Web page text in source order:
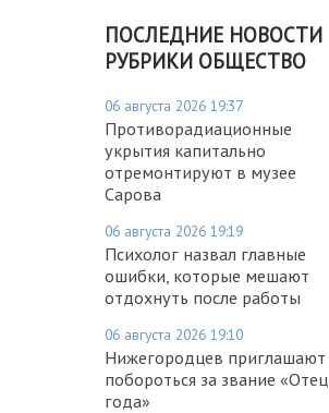
ПОСЛЕДНИЕ НОВОСТИ
РУБРИКИ ОБЩЕСТВО
06 августа 2026 19:37
Противорадиационные
укрытия капитально
отремонтируют в музее
Сарова
06 августа 2026 19:19
Психолог назвал главные
ошибки, которые мешают
отдохнуть после работы
06 августа 2026 19:10
Нижегородцев приглашают
побороться за звание «Отец
года»